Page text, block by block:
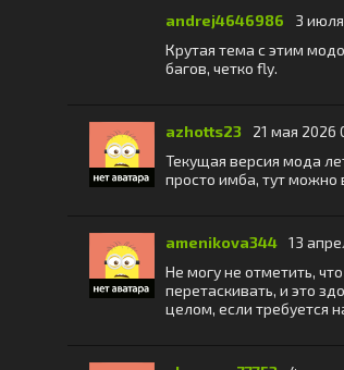
andrej4646986
3
Крутая тема с этим
багов, четко fly.
azhotts23
21 мая 2026
Текущая версия мода
просто имба, тут можно
amenikova344 13
Не могу не отметить,
перетаскивать, и это
целом, если требуется